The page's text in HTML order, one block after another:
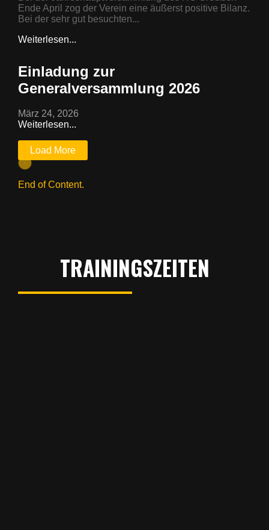
Ende April zog der Verein eine äußerst positive Bilanz.
Bei der sehr gut besuchten...
Weiterlesen...
Einladung zur
Generalversammlung 2026
März 24, 2026
Weiterlesen...
Load More
End of Content.
TRAININGSZEITEN